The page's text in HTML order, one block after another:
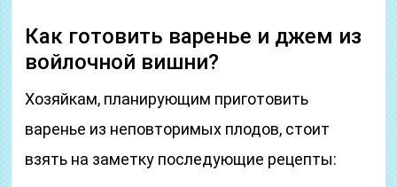
Как готовить варенье и джем из
войлочной вишни?
Хозяйкам, планирующим приготовить
варенье из неповторимых плодов, стоит
взять на заметку последующие рецепты: